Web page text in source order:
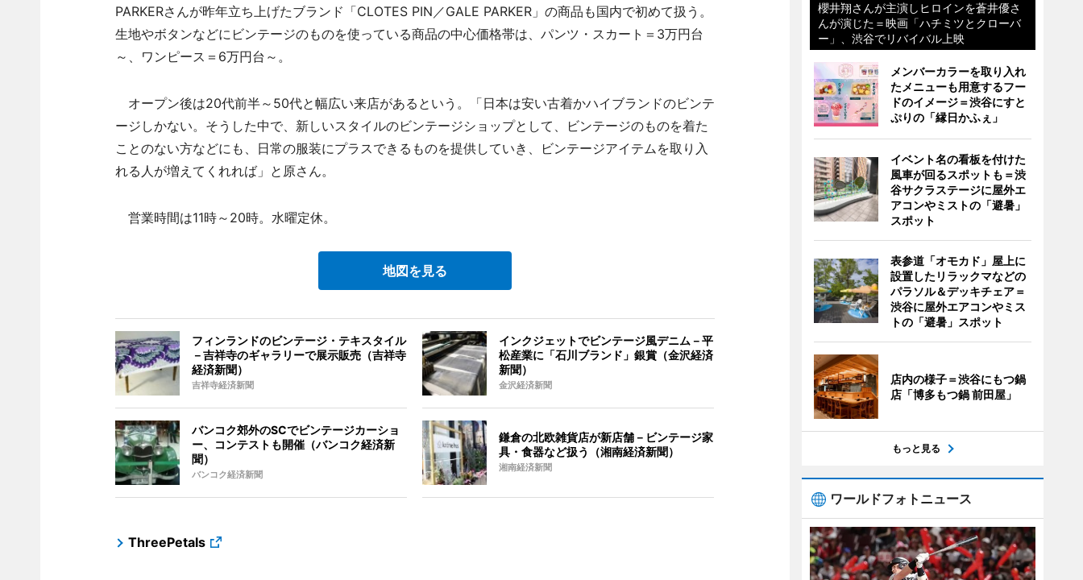
PARKERさんが昨年立ち上げたブランド「CLOTES PIN／GALE PARKER」の商品も国内で初めて扱う。
生地やボタンなどにビンテージのものを使っている商品の中心価格帯は、パンツ・スカート＝3万円台
～、ワンピース＝6万円台～。
オープン後は20代前半～50代と幅広い来店があるという。「日本は安い古着かハイブランドのビンテ
ージしかない。そうした中で、新しいスタイルのビンテージショップとして、ビンテージのものを着た
ことのない方などにも、日常の服装にプラスできるものを提供していき、ビンテージアイテムを取り入
れる人が増えてくれれば」と原さん。
営業時間は11時～20時。水曜定休。
地図を見る
フィンランドのビンテージ・テキスタイル
－吉祥寺のギャラリーで展示販売（吉祥寺
経済新聞）
吉祥寺経済新聞
インクジェットでビンテージ風デニム－平
松産業に「石川ブランド」銀賞（金沢経済
新聞）
金沢経済新聞
バンコク郊外のSCでビンテージカーショ
ー、コンテストも開催（バンコク経済新
聞）
バンコク経済新聞
鎌倉の北欧雑貨店が新店舗－ビンテージ家
具・食器など扱う（湘南経済新聞）
湘南経済新聞
ThreePetals
櫻井翔さんが主演しヒロインを蒼井優さ
んが演じた＝映画「ハチミツとクローバ
ー」、渋谷でリバイバル上映
メンバーカラーを取り入れ
たメニューも用意するフー
ドのイメージ＝渋谷にすと
ぷりの「縁日かふぇ」
イベント名の看板を付けた
風車が回るスポットも＝渋
谷サクラステージに屋外エ
アコンやミストの「避暑」
スポット
表参道「オモカド」屋上に
設置したリラックマなどの
パラソル＆デッキチェア＝
渋谷に屋外エアコンやミス
トの「避暑」スポット
店内の様子＝渋谷にもつ鍋
店「博多もつ鍋 前田屋」
もっと見る
ワールドフォトニュース